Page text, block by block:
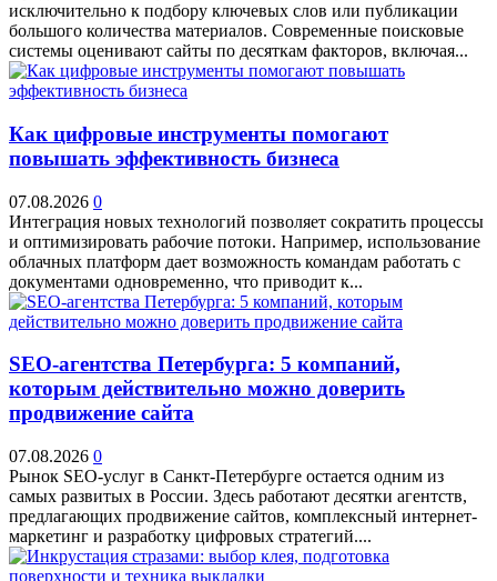
исключительно к подбору ключевых слов или публикации
большого количества материалов. Современные поисковые
системы оценивают сайты по десяткам факторов, включая...
Как цифровые инструменты помогают
повышать эффективность бизнеса
07.08.2026 0
Интеграция новых технологий позволяет сократить процессы
и оптимизировать рабочие потоки. Например, использование
облачных платформ дает возможность командам работать с
документами одновременно, что приводит к...
SEO-агентства Петербурга: 5 компаний,
которым действительно можно доверить
продвижение сайта
07.08.2026 0
Рынок SEO-услуг в Санкт-Петербурге остается одним из
самых развитых в России. Здесь работают десятки агентств,
предлагающих продвижение сайтов, комплексный интернет-
маркетинг и разработку цифровых стратегий....